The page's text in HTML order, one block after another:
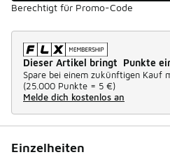
Berechtigt für Promo-Code
Dieser Artikel bringt Punkte
Spare bei einem zukünftigen Kauf
(25.000 Punkte = 5 €)
Melde dich kostenlos an
Einzelheiten